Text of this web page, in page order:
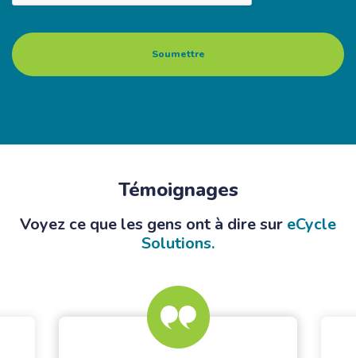
Témoignages
Voyez ce que les gens ont à dire sur eCycle
Solutions.